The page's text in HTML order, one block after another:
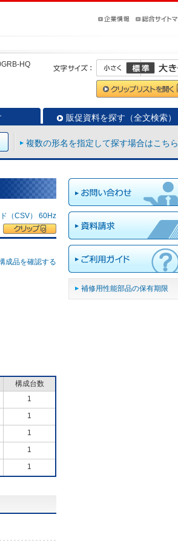
HQ
販促資料を探す（全文検索）
複数の形名を指定して探す場合はこちら
（CSV） 60Hz
成品を確認する
構成台数
1
1
1
1
1
補修用性能部品の保有期限